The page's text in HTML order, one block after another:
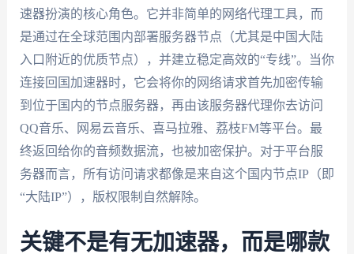
速器扮演的核心角色。它并非简单的网络代理工具，而
是通过在全球范围内部署服务器节点（尤其是中国大陆
入口附近的优质节点），并建立稳定高效的“专线”。当你
连接回国加速器时，它会将你的网络请求首先加密传输
到位于国内的节点服务器，再由该服务器代理你去访问
QQ音乐、网易云音乐、喜马拉雅、荔枝FM等平台。最
终返回给你的音频数据流，也被加密保护。对于平台服
务器而言，所有访问请求都像是来自这个国内节点IP（即
“大陆IP”），版权限制自然解除。
关键不是有无加速器，而是哪款